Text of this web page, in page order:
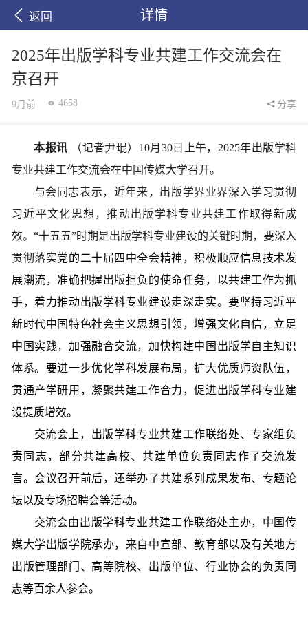
返回 详情
2025年出版学科专业共建工作交流会在
京召开
9月前 4658 分享
本报讯 （记者尹琨）10月30日上午，2025年出版学科
专业共建工作交流会在中国传媒大学召开。
与会同志表示，近年来，出版学界业界深入学习贯彻
习近平文化思想，推动出版学科专业共建工作取得新成
效。“十五五”时期是出版学科专业建设的关键时期，要深入
贯彻落实党的二十届四中全会精神，积极顺应信息技术发
展潮流，准确把握出版担负的使命任务，以共建工作为抓
手，着力推动出版学科专业建设走深走实。要坚持习近平
新时代中国特色社会主义思想引领，增强文化自信，立足
中国实践，加强融合交流，加快构建中国出版学自主知识
体系。要进一步优化学科发展布局，扩大优质师资队伍，
贯通产学研用，凝聚共建工作合力，促进出版学科专业建
设提质增效。
交流会上，出版学科专业共建工作联络处、专家组负
责同志，部分共建高校、共建单位负责同志作了交流发
言。会议召开前后，还举办了共建系列成果发布、专题论
坛以及专场招聘会等活动。
交流会由出版学科专业共建工作联络处主办，中国传
媒大学出版学院承办，来自中宣部、教育部以及有关地方
出版管理部门、高等院校、出版单位、行业协会的负责同
志等百余人参会。